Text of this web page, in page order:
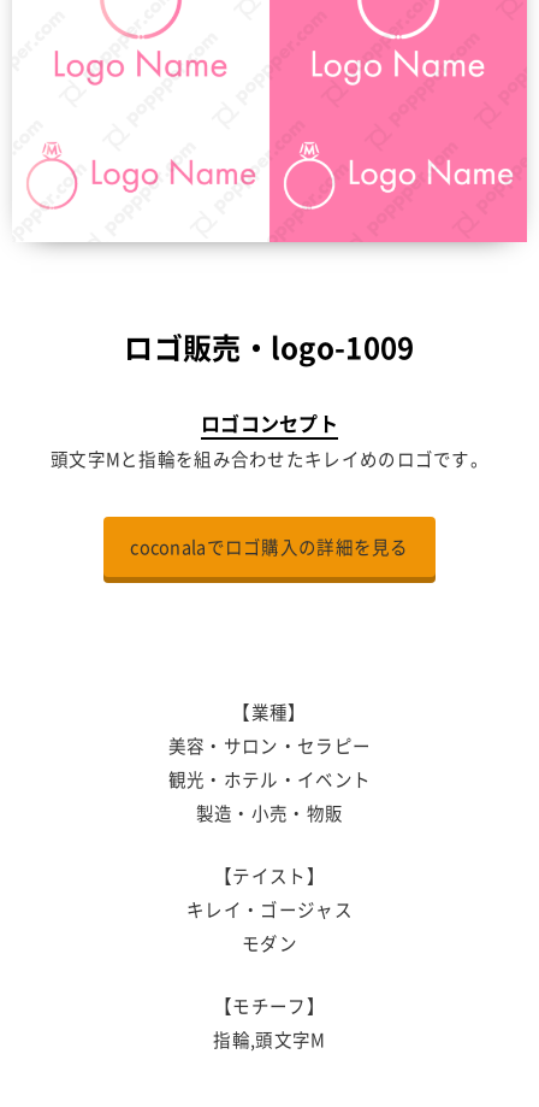
ロゴ販売・logo-1009
ロゴコンセプト
頭文字Mと指輪を組み合わせたキレイめのロゴです。
coconalaでロゴ購入の詳細を見る
【業種】
美容・サロン・セラピー
観光・ホテル・イベント
製造・小売・物販
【テイスト】
キレイ・ゴージャス
モダン
【モチーフ】
指輪,頭文字M